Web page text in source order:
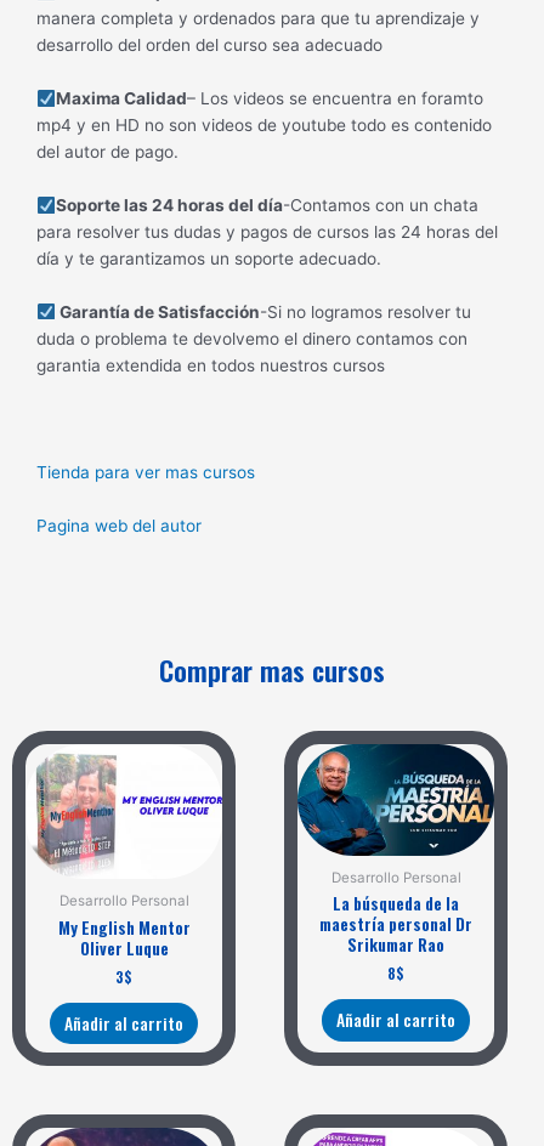
manera completa y ordenados para que tu aprendizaje y
desarrollo del orden del curso sea adecuado
Maxima Calidad– Los videos se encuentra en foramto
mp4 y en HD no son videos de youtube todo es contenido
del autor de pago.
Soporte las 24 horas del día-Contamos con un chata
para resolver tus dudas y pagos de cursos las 24 horas del
día y te garantizamos un soporte adecuado.
Garantía de Satisfacción-Si no logramos resolver tu
duda o problema te devolvemo el dinero contamos con
garantia extendida en todos nuestros cursos
Tienda para ver mas cursos
Pagina web del autor
Comprar mas cursos
Desarrollo Personal
My English Mentor
Oliver Luque
3$
Añadir al carrito
Desarrollo Personal
La búsqueda de la
maestría personal Dr
Srikumar Rao
8$
Añadir al carrito